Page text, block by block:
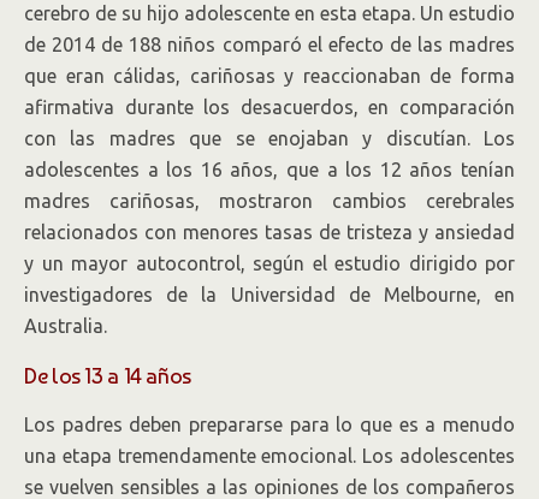
cerebro de su hijo adolescente en esta etapa. Un estudio
de 2014 de 188 niños comparó el efecto de las madres
que eran cálidas, cariñosas y reaccionaban de forma
afirmativa durante los desacuerdos, en comparación
con las madres que se enojaban y discutían. Los
adolescentes a los 16 años, que a los 12 años tenían
madres cariñosas, mostraron cambios cerebrales
relacionados con menores tasas de tristeza y ansiedad
y un mayor autocontrol, según el estudio dirigido por
investigadores de la Universidad de Melbourne, en
Australia.
De los 13 a 14 años
Los padres deben prepararse para lo que es a menudo
una etapa tremendamente emocional. Los adolescentes
se vuelven sensibles a las opiniones de los compañeros